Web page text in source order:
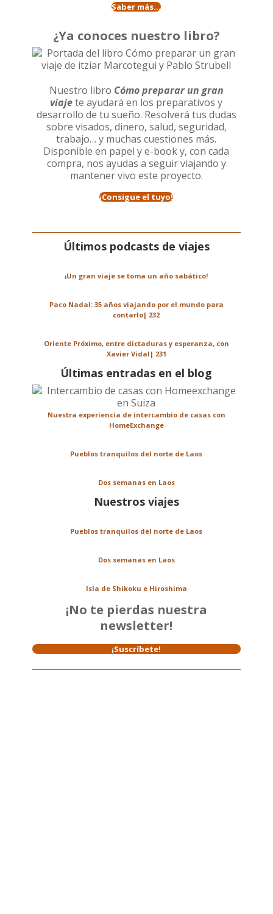
Saber más...
¿Ya conoces nuestro libro?
Nuestro libro Cómo preparar un gran
viajete ayudará en los preparativos y
desarrollo de tu sueño. Resolverá tus dudas
sobre visados, dinero, salud, seguridad,
trabajo… y muchas cuestiones más.
Disponible en papel y e-book y, con cada
compra, nos ayudas a seguir viajando y
mantener vivo este proyecto.
¡Consigue el tuyo!
Últimos podcasts de viajes
¡Un gran viaje se toma un año sabático!
Paco Nadal: 35 años viajando por el mundo para
contarlo| 232
Oriente Próximo, entre dictaduras y esperanza, con
Xavier Vidal| 231
Últimas entradas en el blog
Nuestra experiencia de intercambio de casas con
HomeExchange
Pueblos tranquilos del norte de Laos
Dos semanas en Laos
Nuestros viajes
Pueblos tranquilos del norte de Laos
Dos semanas en Laos
Isla de Shikoku e Hiroshima
¡No te pierdas nuestra
newsletter!
¡Suscríbete!